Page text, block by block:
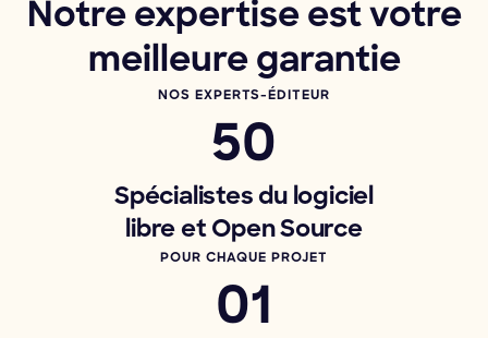
Notre expertise est votre
meilleure garantie
NOS EXPERTS-ÉDITEUR
50
Spécialistes du logiciel
libre et Open Source
POUR CHAQUE PROJET
01